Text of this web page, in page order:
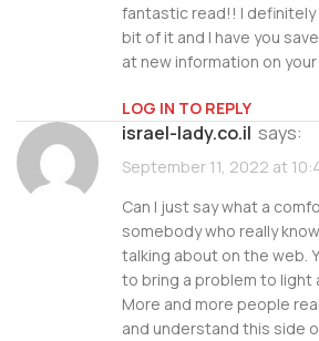
fantastic read!! I
bit of it and I have you
at new information on
LOG IN TO REPLY
israel-lady.co.il says:
September 11, 2022 at
Can I just say what a
somebody who really
talking about on the web.
to bring a problem to light
More and more people
and understand this side